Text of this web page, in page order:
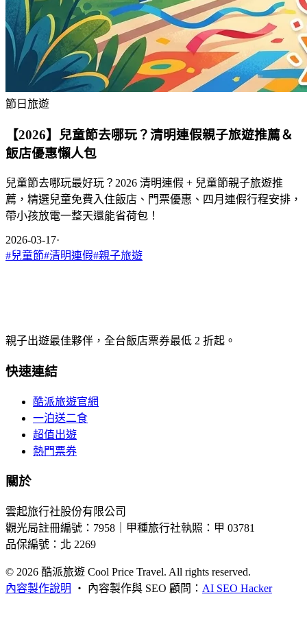
節日旅遊
【2026】兒童節去哪玩？清明連假親子旅遊推薦＆
飯店優惠懶人包
兒童節去哪玩最好玩？2026 清明連假 + 兒童節親子旅遊推
薦，精選兒童免費入住飯店、門票優惠、四月連假行程安排，
帶小孩放電一整天還能省荷包！
2026-03-17·
#兒童節#清明連假#親子旅遊
親子出遊最佳夥伴，全台飯店票券最低 2 折起。
快速連結
酷派旅遊官網
一泊送二食
超值出遊
熱門票券
關於
雲起旅行社股份有限公司
觀光局註冊編號：7958｜甲種旅行社執照：甲 03781
品保編號：北 2269
© 2026 酷派旅遊 Cool Price Travel. All rights reserved.
內容製作說明
・ 內容製作與 SEO 顧問： AI SEO Hacker